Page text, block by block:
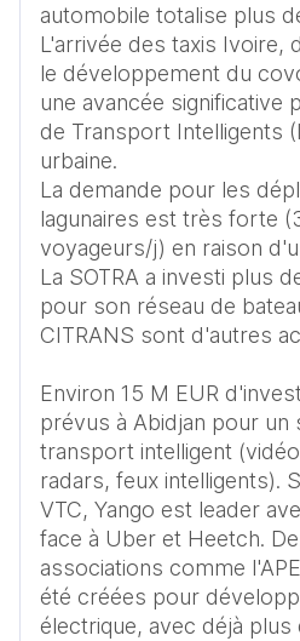
automobile totalise plus
L'arrivée des taxis Ivoire,
le développement du
une avancée significative
de Transport Intelligents
urbaine.
La demande pour les
lagunaires est très forte
voyageurs/j) en raison
La SOTRA a investi plus
pour son réseau de
CITRANS sont d'autres
Environ 15 M EUR
prévus à Abidjan pour un
transport intelligent
radars, feux intelligents).
VTC, Yango est leader
face à Uber et Heetch.
associations comme
été créées pour
électrique, avec déjà plus